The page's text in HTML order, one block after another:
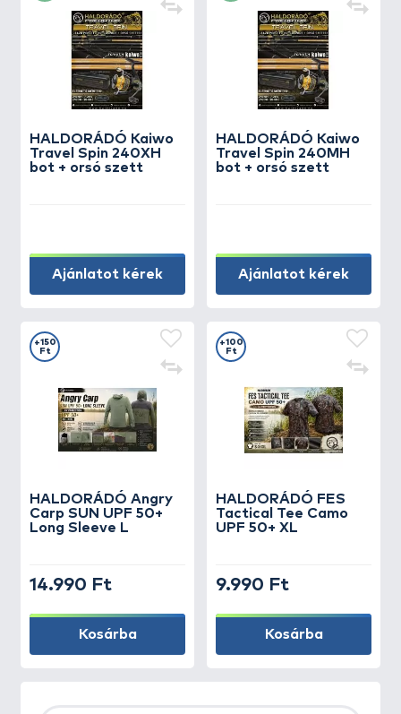
HALDORÁDÓ Kaiwo
Travel Spin 240XH
bot + orsó szett
Ajánlatot kérek
HALDORÁDÓ Kaiwo
Travel Spin 240MH
bot + orsó szett
Ajánlatot kérek
HALDORÁDÓ Angry
Carp SUN UPF 50+
Long Sleeve L
+150
Ft
14.990 Ft
Kosárba
HALDORÁDÓ FES
Tactical Tee Camo
UPF 50+ XL
+100
Ft
9.990 Ft
Kosárba